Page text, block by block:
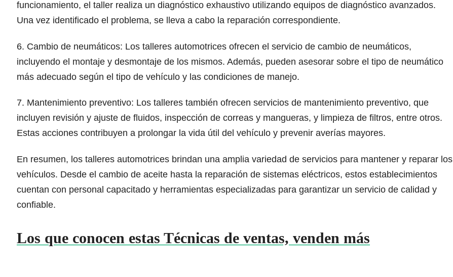
funcionamiento, el taller realiza un diagnóstico exhaustivo utilizando equipos de diagnóstico avanzados.
Una vez identificado el problema, se lleva a cabo la reparación correspondiente.
6. Cambio de neumáticos: Los talleres automotrices ofrecen el servicio de cambio de neumáticos,
incluyendo el montaje y desmontaje de los mismos. Además, pueden asesorar sobre el tipo de neumático
más adecuado según el tipo de vehículo y las condiciones de manejo.
7. Mantenimiento preventivo: Los talleres también ofrecen servicios de mantenimiento preventivo, que
incluyen revisión y ajuste de fluidos, inspección de correas y mangueras, y limpieza de filtros, entre otros.
Estas acciones contribuyen a prolongar la vida útil del vehículo y prevenir averías mayores.
En resumen, los talleres automotrices brindan una amplia variedad de servicios para mantener y reparar los
vehículos. Desde el cambio de aceite hasta la reparación de sistemas eléctricos, estos establecimientos
cuentan con personal capacitado y herramientas especializadas para garantizar un servicio de calidad y
confiable.
Los que conocen estas Técnicas de ventas, venden más